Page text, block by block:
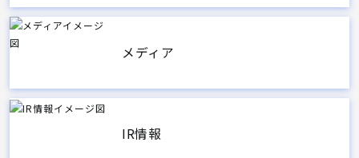
メディア
IR情報